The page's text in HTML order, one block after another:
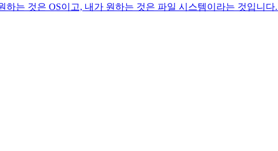
는 것은 OS이고, 내가 원하는 것은 파일 시스템이라는 것입니